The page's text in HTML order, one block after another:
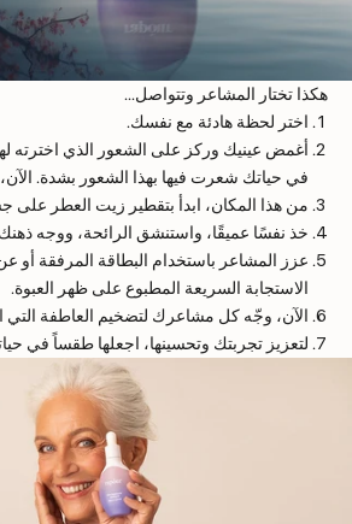
هكذا تختار المشاعر وتتواصل...
اختر لحظة هادئة مع نفسك.
أغمض عينيك وركز على الشعور الذي اخترته
في حياتك شعرت فيها بهذا الشعور بشدة.
من هذا المكان، ابدأ بتقطير زيت العطر
خذ نفسًا عميقًا، واستنشق الرائحة، ووجه
عزز المشاعر باستخدام البطاقة المرفقة
الاستجابة السريعة المطبوع على ظهر العبوة.
الآن، وجّه كل مشاعرك لتضخيم العاطفة التي
لتعزيز تجربتك وتحسينها، اجعلها طقساً في